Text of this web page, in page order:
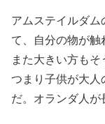
アムステイルダム
て、自分の物が触
また大きい方もそ
つまり子供が大人
だ。オランダ人が